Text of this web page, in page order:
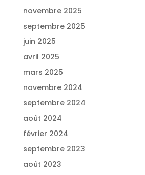
novembre 2025
septembre 2025
juin 2025
avril 2025
mars 2025
novembre 2024
septembre 2024
août 2024
février 2024
septembre 2023
août 2023